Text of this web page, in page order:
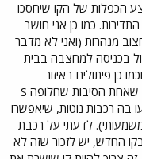
הכפלות של הקו שיחסכו
כמו כן אני חושב
מנהרות (ואני לא מדבר
בכניסה למחצבה בבית
כן פיתולים באיזור
המפגש עם כביש 3. אני רוצה להזכיר לכם, שאחת הסיבות שחלופה S
בה רכבות נוטות, שיאפשרו
הבדל משמעותי). לדעתי על רכבת
החדש, יש לזכור שזה לא